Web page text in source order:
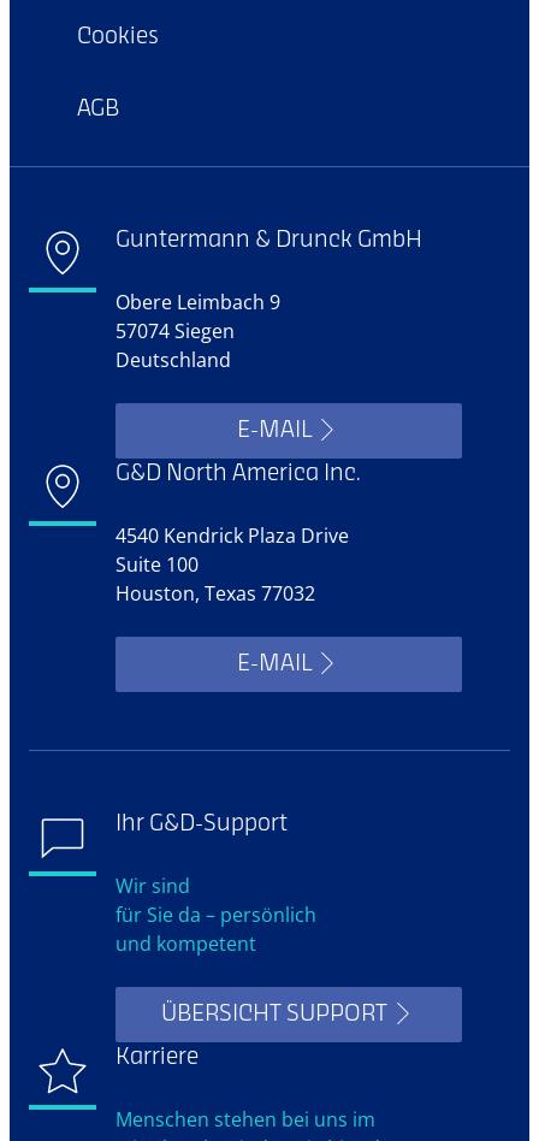
Cookies
AGB
Guntermann & Drunck GmbH
Obere Leimbach 9
57074 Siegen
Deutschland
E-MAIL
G&D North America Inc.
4540 Kendrick Plaza Drive
Suite 100
Houston, Texas 77032
E-MAIL
Ihr G&D-Support
Wir sind
für Sie da – persönlich
und kompetent
ÜBERSICHT SUPPORT
Karriere
Menschen stehen bei uns im